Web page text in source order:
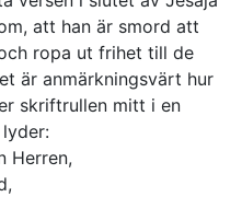
att han är smord att
ropa ut frihet till de
är anmärkningsvärt hur
skriftrullen mitt i en
lyder:
Herren,